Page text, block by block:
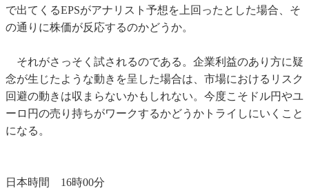
で出てくるEPSがアナリスト予想を上回ったとした場合、そ
の通りに株価が反応するのかどうか。
それがさっそく試されるのである。企業利益のあり方に疑
念が生じたような動きを呈した場合は、市場におけるリスク
回避の動きは収まらないかもしれない。今度こそドル円やユ
ーロ円の売り持ちがワークするかどうかトライしにいくこと
になる。
日本時間 16時00分